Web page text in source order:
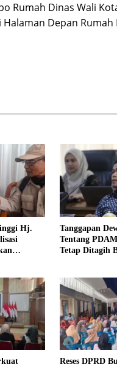
Rumah Dinas Wali
Depan Rumah
Hj.
Tanggapan
Tentang
Tetap Ditagih
Reses DPRD